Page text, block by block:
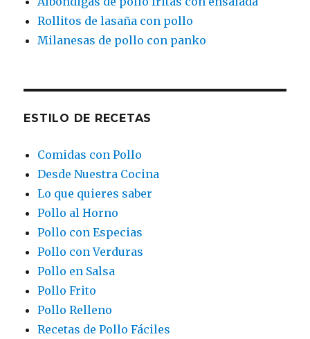
Rollitos de lasaña con pollo
Milanesas de pollo con panko
ESTILO DE RECETAS
Comidas con Pollo
Desde Nuestra Cocina
Lo que quieres saber
Pollo al Horno
Pollo con Especias
Pollo con Verduras
Pollo en Salsa
Pollo Frito
Pollo Relleno
Recetas de Pollo Fáciles